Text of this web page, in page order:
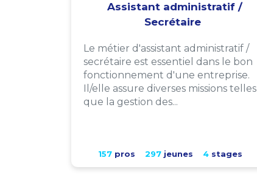
Assistant administratif /
Secrétaire
Le métier d'assistant administratif /
secrétaire est essentiel dans le bon
fonctionnement d'une entreprise.
Il/elle assure diverses missions telles
que la gestion des...
157pros 297jeunes 4stages